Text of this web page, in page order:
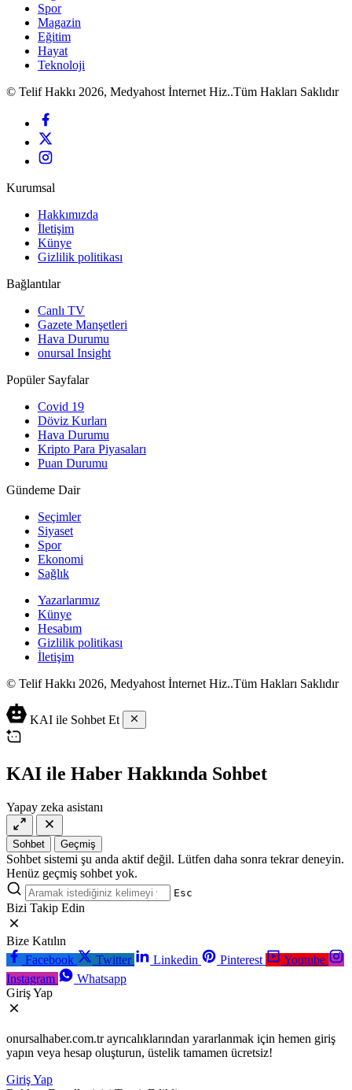
Spor
Magazin
Eğitim
Hayat
Teknoloji
© Telif Hakkı 2026, Medyahost İnternet Hiz..Tüm Hakları Saklıdır
Kurumsal
Hakkımızda
İletişim
Künye
Gizlilik politikası
Bağlantılar
Canlı TV
Gazete Manşetleri
Hava Durumu
onursal Insight
Popüler Sayfalar
Covid 19
Döviz Kurları
Hava Durumu
Kripto Para Piyasaları
Puan Durumu
Gündeme Dair
Seçimler
Siyaset
Spor
Ekonomi
Sağlık
Yazarlarımız
Künye
Hesabım
Gizlilik politikası
İletişim
© Telif Hakkı 2026, Medyahost İnternet Hiz..Tüm Hakları Saklıdır
casino
siteleri
casino
2023
lordcasino
canlı
casino
siteleri
iyi
casino
vdcasino
vdcasino
giriş
vdcasino
resmi
ev
yapımı
salça
KAI ile Sohbet Et
KAI ile Haber Hakkında Sohbet
Yapay zeka asistanı
Sohbet Geçmiş
Sohbet sistemi şu anda aktif değil. Lütfen daha sonra tekrar deneyin.
Henüz geçmiş sohbet yok.
Esc
Bizi Takip Edin
Bize Katılın
Facebook
Twitter Linkedin Pinterest
Youtube
Instagram
Whatsapp
Giriş Yap
onursalhaber.com.tr ayrıcalıklarından yararlanmak için hemen giriş
yapın veya hesap oluşturun, üstelik tamamen ücretsiz!
Giriş Yap